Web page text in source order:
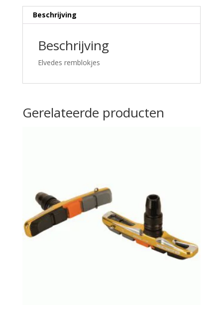
Beschrijving
Beschrijving
Elvedes remblokjes
Gerelateerde producten